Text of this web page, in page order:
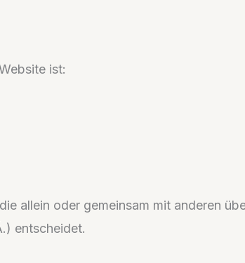
ist:
allein oder gemeinsam mit anderen
entscheidet.